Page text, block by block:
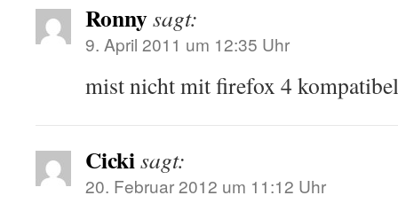
Ronnysagt:
9. April 2011 um 12:35 Uhr
mist nicht mit firefox 4
Cickisagt:
20. Februar 2012 um 11:12 Uhr